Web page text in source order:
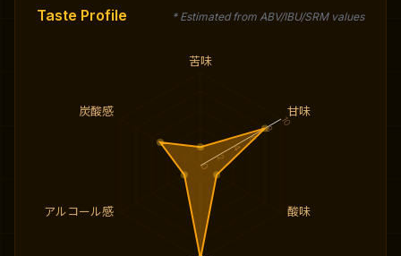
Taste Profile * Estimated from ABV/IBU/SRM values
苦味
甘味
酸味
アルコール感
炭酸感
0
2
4
6
8
10